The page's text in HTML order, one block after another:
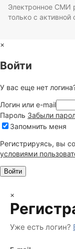
Электронное СМИ
только с активной
×
Войти
У вас еще нет
Логин или e-mail
Пароль Забыли
Запомнить меня
Регистрируясь, вы
условиями
×
Уже есть логин?